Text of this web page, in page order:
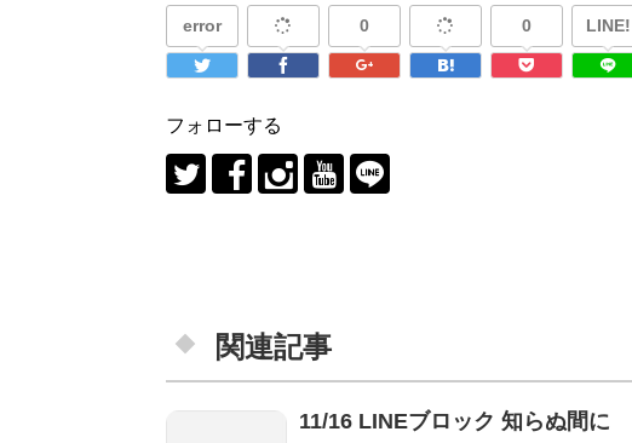
error 0 0 LINE!
フォローする
関連記事
11/16 LINEブロック 知らぬ間に